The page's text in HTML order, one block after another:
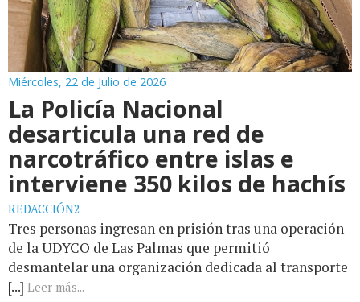
Miércoles, 22 de Julio de 2026
La Policía Nacional
desarticula una red de
narcotráfico entre islas e
interviene 350 kilos de hachís
REDACCIÓN2
Tres personas ingresan en prisión tras una operación
de la UDYCO de Las Palmas que permitió
desmantelar una organización dedicada al transporte
[...] Leer más...